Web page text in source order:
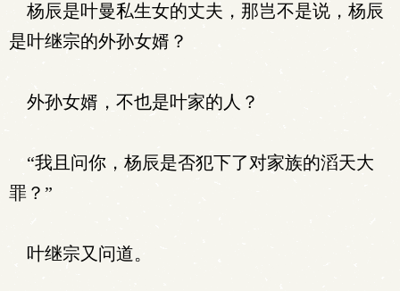
杨辰是叶曼私生女的丈夫，那岂不是说，杨辰
是叶继宗的外孙女婿？
外孙女婿，不也是叶家的人？
“我且问你，杨辰是否犯下了对家族的滔天大
罪？”
叶继宗又问道。